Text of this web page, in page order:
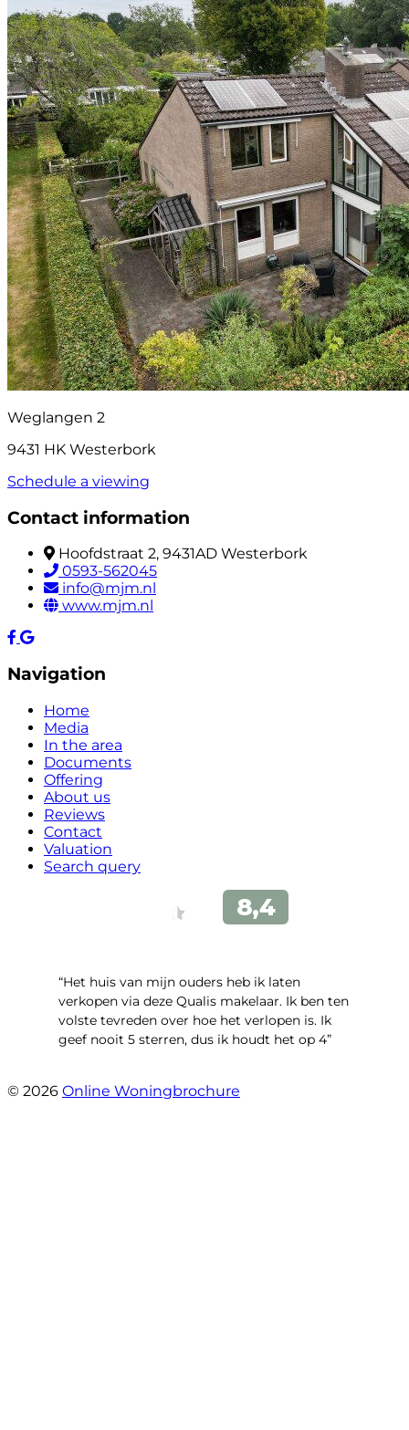
Weglangen 2
9431 HK Westerbork
Schedule a viewing
Contact information
Hoofdstraat 2, 9431AD Westerbork
0593-562045
info@mjm.nl
www.mjm.nl
Navigation
Home
Media
In the area
Documents
Offering
About us
Reviews
Contact
Valuation
Search query
“Het huis van mijn ouders heb ik laten
verkopen via deze Qualis makelaar. Ik ben ten
volste tevreden over hoe het verlopen is. Ik
geef nooit 5 sterren, dus ik houdt het op 4”
© 2026 Online Woningbrochure